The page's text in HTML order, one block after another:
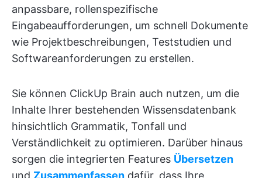
anpassbare, rollenspezifische
Eingabeaufforderungen, um schnell Dokumente
wie Projektbeschreibungen, Teststudien und
Softwareanforderungen zu erstellen.
Sie können ClickUp Brain auch nutzen, um die
Inhalte Ihrer bestehenden Wissensdatenbank
hinsichtlich Grammatik, Tonfall und
Verständlichkeit zu optimieren. Darüber hinaus
sorgen die integrierten Features Übersetzen